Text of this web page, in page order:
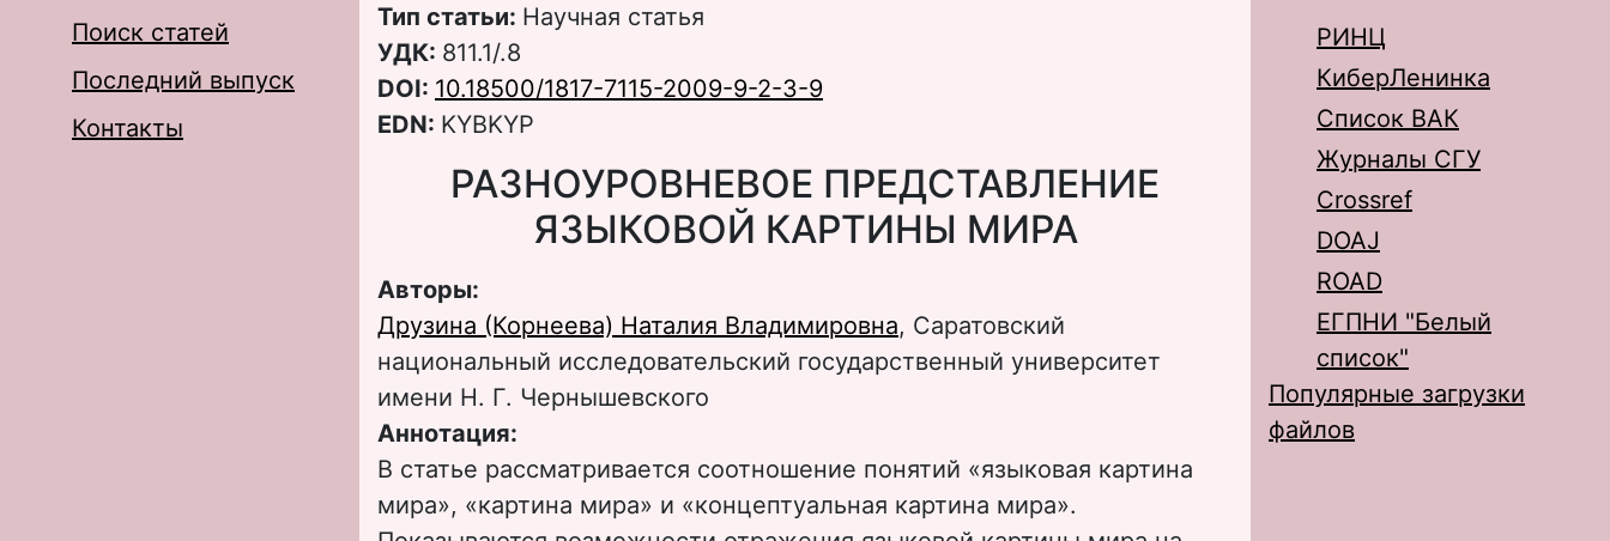
Поиск статей
Последний выпуск
Контакты
Тип статьи: Научная статья
УДК: 811.1/.8
DOI: 10.18500/1817-7115-2009-9-2-3-9
EDN: KYBKYP
РАЗНОУРОВНЕВОЕ ПРЕДСТАВЛЕНИЕ
ЯЗЫКОВОЙ КАРТИНЫ МИРА
Авторы:
Друзина (Корнеева) Наталия Владимировна, Саратовский
национальный исследовательский государственный университет
имени Н. Г. Чернышевского
Аннотация:
В статье рассматривается соотношение понятий «языковая картина
мира», «картина мира» и «концептуальная картина мира».
РИНЦ
КиберЛенинка
Список ВАК
Журналы СГУ
Crossref
DOAJ
ROAD
ЕГПНИ "Белый
список"
Популярные загрузки
файлов